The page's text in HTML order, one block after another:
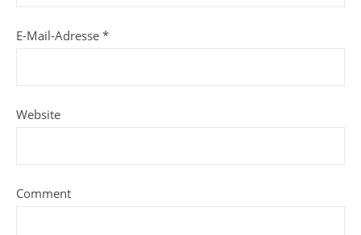
E-Mail-Adresse *
Website
Comment